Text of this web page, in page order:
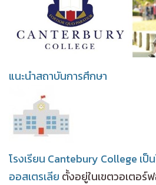
แนะนำสถาบันการศึกษา
โรงเรียน Cantebury College เป็
ออสเตรเลีย ตั้งอยู่ในเขตวอเตอร์